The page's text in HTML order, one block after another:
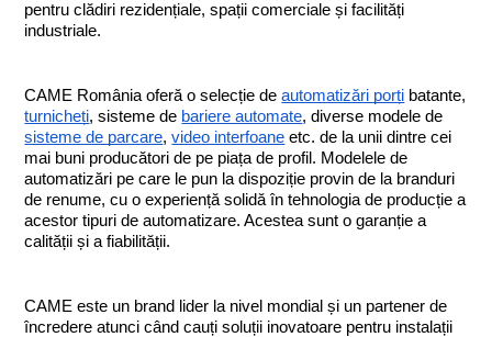
pentru clădiri rezidențiale, spații comerciale și facilități
industriale.
CAME România oferă o selecție de automatizări porți
turnicheți, sisteme de bariere automate
sisteme de parcare, video interfoane etc. de la unii dintre cei
mai buni producători de pe piața de profil. Modelele de
automatizări pe care le pun la dispoziție provin de la branduri
de renume, cu o experiență solidă în tehnologia de producție a
acestor tipuri de automatizare. Acestea sunt o garanție a
calității și a fiabilității.
CAME este un brand lider la nivel mondial și un partener de
încredere atunci când cauți soluții inovatoare pentru instalații